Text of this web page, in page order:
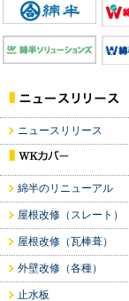
ニュースリリース
綿半のリニューアル
屋根改修（スレート）
屋根改修（瓦棒葺）
外壁改修（各種）
止水板